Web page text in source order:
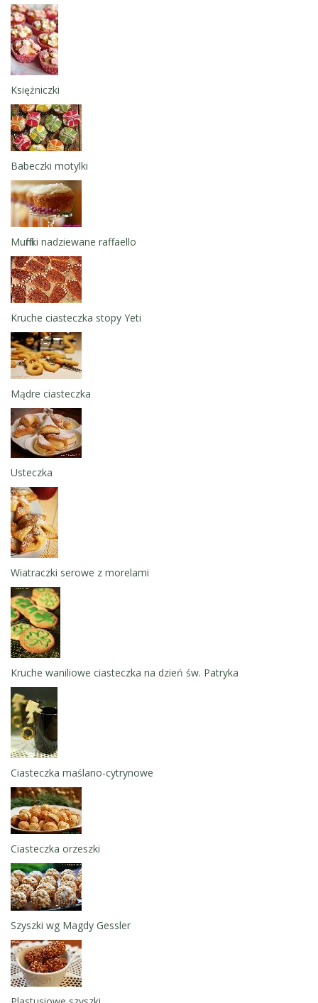
Księżniczki
Babeczki motylki
Muffinki nadziewane raffaello
Kruche ciasteczka stopy Yeti
Mądre ciasteczka
Usteczka
Wiatraczki serowe z morelami
Kruche waniliowe ciasteczka na dzień św. Patryka
Ciasteczka maślano-cytrynowe
Ciasteczka orzeszki
Szyszki wg Magdy Gessler